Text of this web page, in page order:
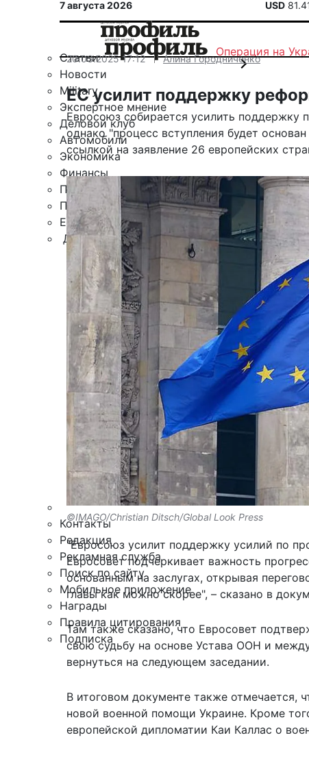
7 августа 2026 USD
Статьи
Новости
Military
Экспертное мнение
Деловой клуб
Автомобили
Экономика
Финансы
Политика
Путешествия
ЕАЭС
Другие рубрики
Спецпроект «Юрий Мамлеев»
Календарь событий
Зарубежье
Армия
Персона
Наука и Технологии
Культура
Общество
Спорт
Здоровье
Происшествия
Дайджесты
Стиль жизни
Новости партнеров
Интересное
Контакты
Редакция
Рекламная служба
Поиск по сайту
Мобильное приложение
Награды
Правила цитирования
Подписка
Операция на
20.03.2025 17:12 Алина Городниченко
ЕС усилит поддержку
Евросоюз собирается усилить поддержку
однако "процесс вступления будет
ссылкой на заявление 26 европейских
©IMAGO/Christian Ditsch/Global Look Press
"Евросоюз усилит поддержку усилий по
Евросовет подчеркивает важность
основанным на заслугах, открывая
главы как можно скорее", – сказано в
Там также сказано, что Евросовет
свою судьбу на основе Устава ООН и
вернуться на следующем заседании.
В итоговом документе также отмечается,
новой военной помощи Украине. Кроме
европейской дипломатии Каи Каллас о